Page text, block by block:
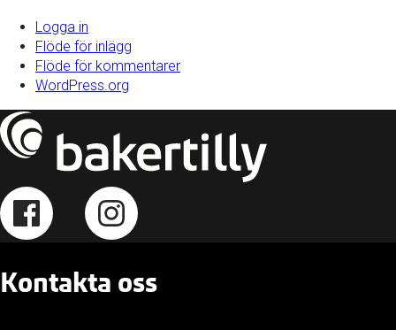
Logga in
Flöde för inlägg
Flöde för kommentarer
WordPress.org
Kontakta oss